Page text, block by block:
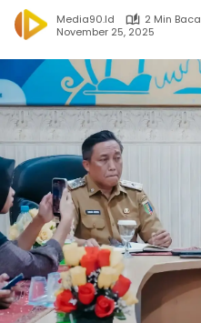
Media90.id
2 Min Baca
November 25, 2025